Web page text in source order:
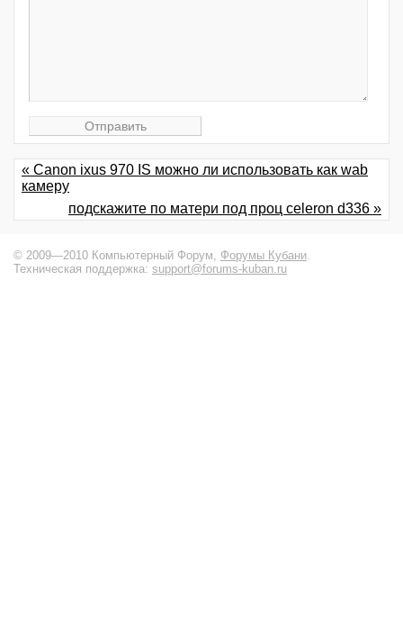
« Canon ixus 970 IS можно ли использовать как wab
камеру
подскажите по матери под проц celeron d336 »
© 2009—2010 Компьютерный Форум, Форумы Кубани
Техническая поддержка: support@forums-kuban.ru